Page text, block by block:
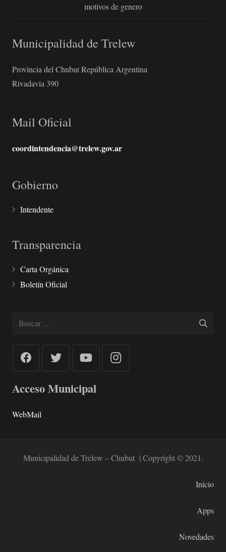
motivos de genero
Municipalidad de Trelew
Provincia del Chubut República Argentina
Rivadavia 390
Mail Oficial
coordintendencia@trelew.gov.ar
Gobierno
Intendente
Transparencia
Carta Orgánica
Boletín Oficial
Buscar:
Acceso Municipal
WebMail
Municipalidad de Trelew – Chubut | Copyright © 2021.
Inicio
Apps
Novedades